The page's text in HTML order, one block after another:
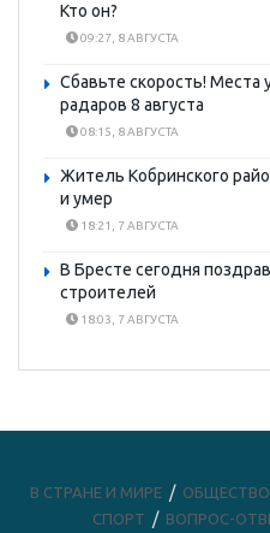
Кто он?
09:27, 8 АВГУСТА
Сбавьте скорость! Места
радаров 8 августа
08:15, 8 АВГУСТА
Житель Кобринского
и умер
18:21, 7 АВГУСТА
В Бресте сегодня
строителей
18:03, 7 АВГУСТА
В СТРАНЕ И МИРЕ ОБЩЕСТВО
СПОРТ
ВОПРОС-